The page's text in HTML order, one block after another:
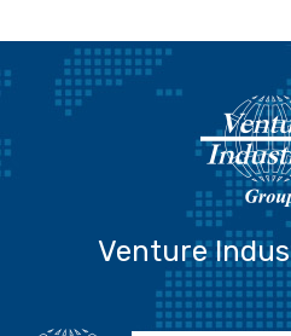
Venture